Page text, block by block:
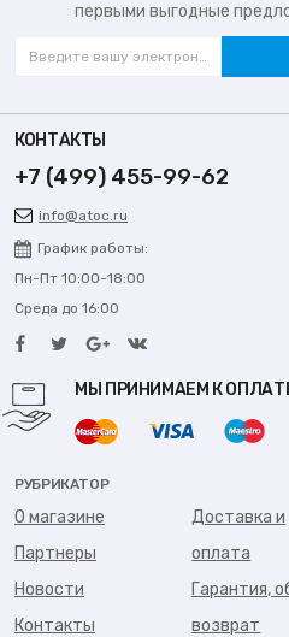
первыми выгодные
КОНТАКТЫ
+7 (499) 455-99-62
info@atoc.ru
График работы:
Пн-Пт 10:00-18:00
Среда до 16:00
МЫ ПРИНИМАЕМ К
РУБРИКАТОР
О магазине
Партнеры
Новости
Контакты
Доставка и
оплата
Гарантия,
возврат